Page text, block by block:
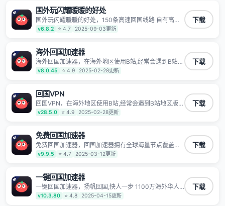
视频、爱奇艺、哔哩哔哩和优酷视频,在国外也能畅快追
剧!
国外玩闪耀暖暖的好处
国外玩闪耀暖暖的好处，150条高速回国线路 自有高速
中转节点 无需注册 一键连接 提供高速线路 应用内直达
视频音乐app,快人一步 应用模式 App互不干扰 不间断的
泄露 阻止第三方对数据进行窃取和监听
v6.8.2 ⭐ 4.7 2025-09-03更新
下载
海外回国加速器
海外回国加速器，在海外地区使用B站,经常会遇到B站地
区版权限制/网络IP屏蔽,缓冲卡顿等问题,使用我们的哔
哩哔哩专用回国VPN,可加速解决各类网络问题,一键网络
7*24小时服务。
v8.0.45 ⭐ 4.9 2025-02-28更新
下载
回国VPN
回国VPN，在海外地区使用B站,经常会遇到B站地区版权
限制/网络IP屏蔽,缓冲卡顿等问题,使用我们的哔哩哔哩
专用回国VPN,可加速解决各类网络问题,一键网络回国,
时服务。
v28.5.0 ⭐ 4.9 2025-02-28更新
下载
免费回国加速器
免费回国加速器，回国加速器拥有全球海量节点覆盖，
运营商专线不卡顿超稳定，专为海外华人和留学生打
造，帮助海外华人免除地域限制，随时高速稳定低延迟
v9.9.5 ⭐ 4.7 2025-03-12更新
下载
一键回国加速器
一键回国加速器，扬帆回国,快人一步 1100万海外华人
都在用的音乐视频回国加速器 Android iOS Windows
Mac TV VIP 支持多种加速场景 了解更多 看视频 全球高
v10.3.80 ⭐ 4.8 2025-04-15更新
下载